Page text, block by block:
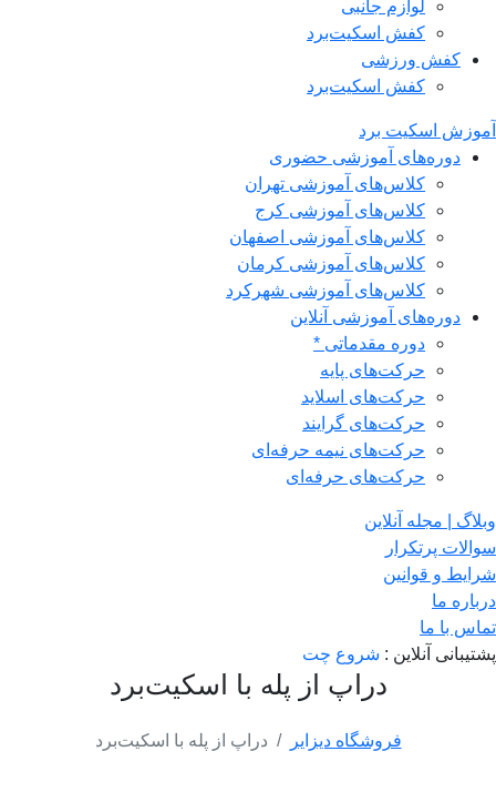
لوازم جانبی
کفش اسکیت‌برد
کفش ورزشی
کفش اسکیت‌برد
آموزش اسکیت برد
دوره‌های آموزشی حضوری
کلاس‌های آموزشی تهران
کلاس‌های آموزشی کرج
کلاس‌های آموزشی اصفهان
کلاس‌های آموزشی کرمان
کلاس‌های آموزشی شهرکرد
دوره‌های آموزشی آنلاین
دوره مقدماتی *
حرکت‌های پایه
حرکت‌های اسلاید
حرکت‌های گرایند
حرکت‌های نیمه حرفه‌ای
حرکت‌های حرفه‌ای
وبلاگ | مجله آنلاین
سوالات پرتکرار
شرایط و قوانین
درباره ما
تماس با ما
پشتیبانی آنلاین : شروع چت
دراپ از پله با اسکیت‌برد
فروشگاه دیزایر دراپ از پله با اسکیت‌برد